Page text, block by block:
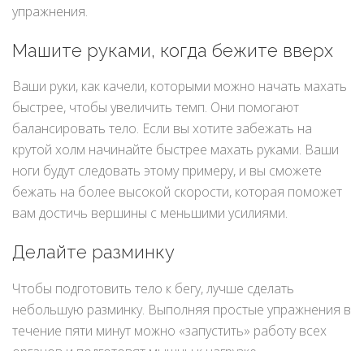
упражнения.
Машите руками, когда бежите вверх
Ваши руки, как качели, которыми можно начать махать
быстрее, чтобы увеличить темп. Они помогают
балансировать тело. Если вы хотите забежать на
крутой холм начинайте быстрее махать руками. Ваши
ноги будут следовать этому примеру, и вы сможете
бежать на более высокой скорости, которая поможет
вам достичь вершины с меньшими усилиями.
Делайте разминку
Чтобы подготовить тело к бегу, лучше сделать
небольшую разминку. Выполняя простые упражнения в
течение пяти минут можно «запустить» работу всех